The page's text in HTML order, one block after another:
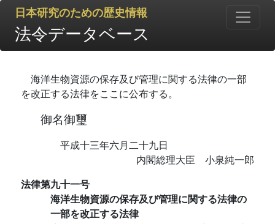
日本研究のための歴史情報
法令データベース
海洋生物資源の保存及び管理に関する法律の一部
を改正する法律をここに公布する。
御名御璽
平成十三年六月二十九日
内閣総理大臣 小泉純一郎
法律第九十一号
海洋生物資源の保存及び管理に関する法律の
一部を改正する法律